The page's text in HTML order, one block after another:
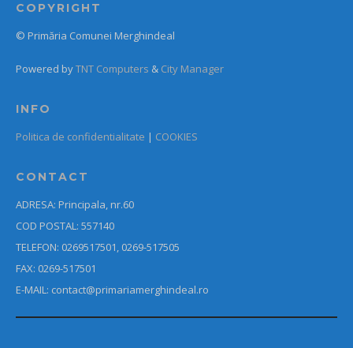
COPYRIGHT
© Primăria Comunei Merghindeal
Powered byTNT Computers & City Manager
INFO
Politica de confidentialitate | COOKIES
CONTACT
ADRESA: Principala, nr.60
COD POSTAL: 557140
TELEFON: 0269517501, 0269-517505
FAX: 0269-517501
E-MAIL: contact@primariamerghindeal.ro